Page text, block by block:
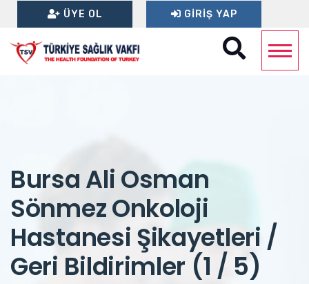
ÜYE OL GIRIŞ YAP
Bursa Ali Osman
Sönmez Onkoloji
Hastanesi Şikayetleri /
Geri Bildirimler (1 / 5)